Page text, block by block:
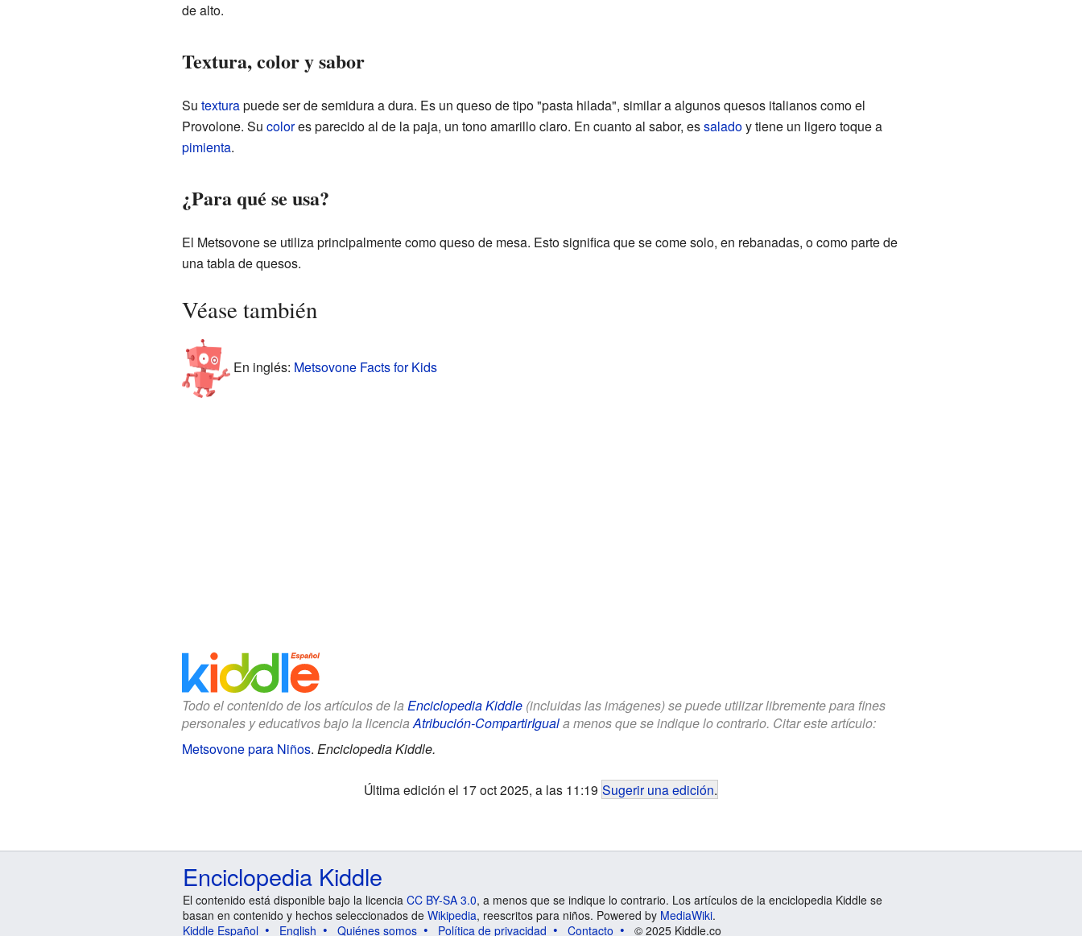
de alto.
Textura, color y sabor
Su texturapuede ser de semidura a dura. Es un queso de tipo "pasta hilada", similar a algunos quesos italianos como el
Provolone. Su colores parecido al de la paja, un tono amarillo claro. En cuanto al sabor, essaladoy tiene un ligero toque a
pimienta.
¿Para qué se usa?
El Metsovone se utiliza principalmente como queso de mesa. Esto significa que se come solo, en rebanadas, o como parte de
una tabla de quesos.
Véase también
En inglés: Metsovone Facts for Kids
Todo el contenido de los artículos de la Enciclopedia Kiddle(incluidas las imágenes) se puede utilizar libremente para fines
personales y educativos bajo la licenciaAtribución-CompartirIguala menos que se indique lo contrario. Citar este artículo:
Metsovone para Niños. Enciclopedia Kiddle.
Última edición el 17 oct 2025, a las 11:19 Sugerir una edición.
Enciclopedia Kiddle
El contenido está disponible bajo la licencia CC BY-SA 3.0, a menos que se indique lo contrario. Los artículos de la enciclopedia Kiddle se
basan en contenido y hechos seleccionados de Wikipedia, reescritos para niños. Powered by MediaWiki.
Kiddle Español
English Quiénes somos Política de privacidad Contacto © 2025 Kiddle.co